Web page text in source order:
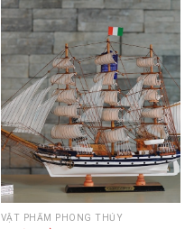
VẬT PHẨM PHONG THỦY